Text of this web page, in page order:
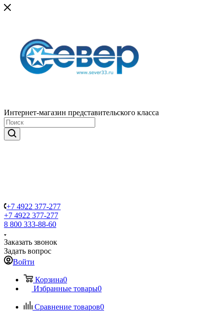
Интернет-магазин представительского класса
+7 4922 377-277
+7 4922 377-277
8 800 333-88-60
Заказать звонок
Задать вопрос
Войти
Корзина0
Избранные товары0
Сравнение товаров0